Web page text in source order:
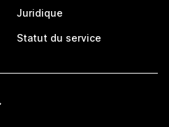
Juridique
Statut du service